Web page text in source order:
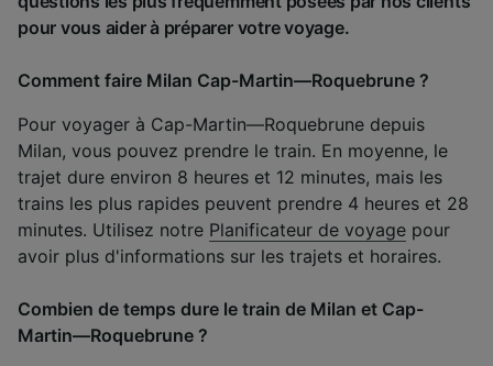
pour vous aider à préparer votre voyage.
Comment faire Milan Cap-Martin—Roquebrune ?
Pour voyager à Cap-Martin—Roquebrune depuis
Milan, vous pouvez prendre le train. En moyenne, le
trajet dure environ 8 heures et 12 minutes, mais les
trains les plus rapides peuvent prendre 4 heures et 28
minutes. Utilisez notre Planificateur de voyage pour
avoir plus d'informations sur les trajets et horaires.
Combien de temps dure le train de Milan et Cap-
Martin—Roquebrune ?